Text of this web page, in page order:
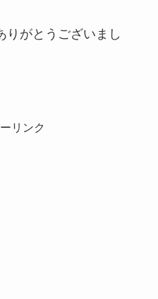
りがとうございまし
リンク